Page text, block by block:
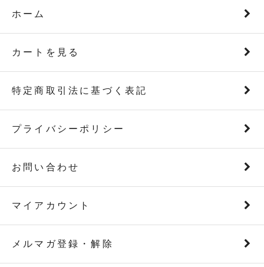
ホーム
カートを見る
特定商取引法に基づく表記
プライバシーポリシー
お問い合わせ
マイアカウント
メルマガ登録・解除